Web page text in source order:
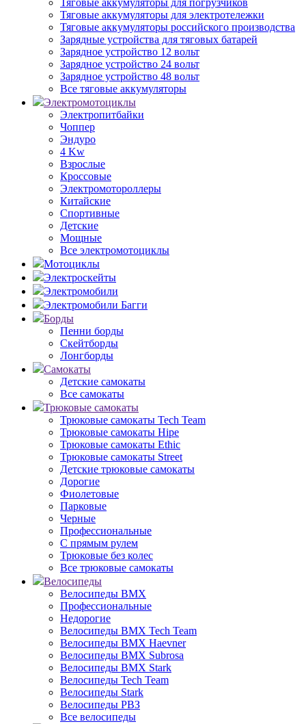
Тяговые аккумуляторы для погрузчиков
Тяговые аккумуляторы для электротележки
Тяговые аккумуляторы российского производства
Зарядные устройства для тяговых батарей
Зарядное устройство 12 вольт
Зарядное устройство 24 вольт
Зарядное устройство 48 вольт
Все тяговые аккумуляторы
Электромотоциклы
Электропитбайки
Чоппер
Эндуро
4 Kw
Взрослые
Кроссовые
Электромотороллеры
Китайские
Спортивные
Детские
Мощные
Все электромотоциклы
Мотоциклы
Электроскейты
Электромобили
Электромобили Багги
Борды
Пенни борды
Скейтборды
Лонгборды
Самокаты
Детские самокаты
Все самокаты
Трюковые самокаты
Трюковые самокаты Tech Team
Трюковые самокаты Hipe
Трюковые самокаты Ethic
Трюковые самокаты Street
Детские трюковые самокаты
Дорогие
Фиолетовые
Парковые
Черные
Профессиональные
С прямым рулем
Трюковые без колес
Все трюковые самокаты
Велосипеды
Велосипеды BMX
Профессиональные
Недорогие
Велосипеды BMX Tech Team
Велосипеды BMX Haevner
Велосипеды BMX Subrosa
Велосипеды BMX Stark
Велосипеды Tech Team
Велосипеды Stark
Велосипеды РВЗ
Все велосипеды